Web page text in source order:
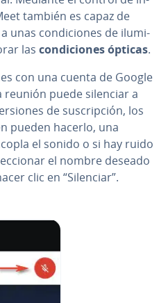
también es capaz de
unas co­n­di­cio­nes de ilu­mi­
las co­n­di­cio­nes ópticas.
con una cuenta de Google
reunión puede silenciar a
de su­s­cri­p­ción, los
pueden hacerlo, una
el sonido o si hay ruido
el nombre deseado
clic en “Silenciar”.